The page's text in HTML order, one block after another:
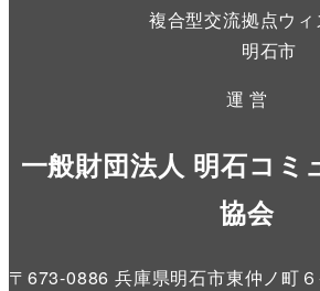
複合型交流拠点ウィ
明石市
運 営
一般財団法人 明石コミ
協会
〒673-0886 兵庫県明石市東仲ノ町